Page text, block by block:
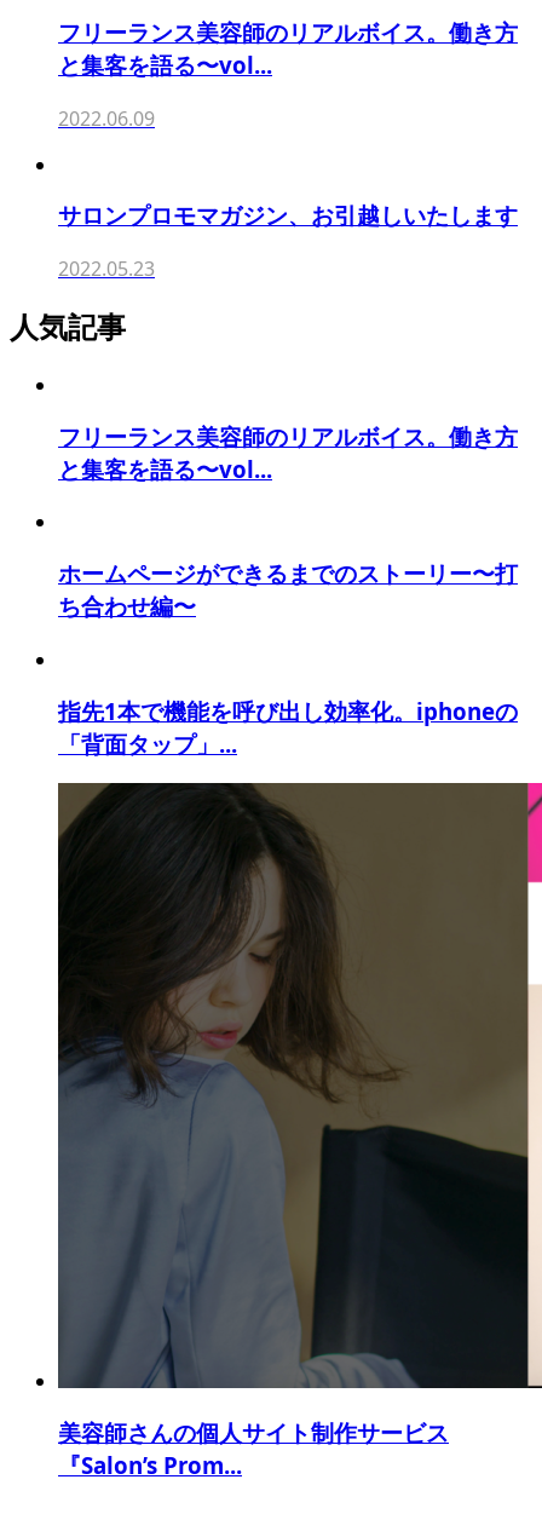
フリーランス美容師のリアルボイス。働き方
と集客を語る〜vol...
2022.06.09
サロンプロモマガジン、お引越しいたします
2022.05.23
人気記事
フリーランス美容師のリアルボイス。働き方
と集客を語る〜vol...
ホームページができるまでのストーリー〜打
ち合わせ編〜
指先1本で機能を呼び出し効率化。iphoneの
「背面タップ」...
美容師さんの個人サイト制作サービス
『Salon’s Prom...